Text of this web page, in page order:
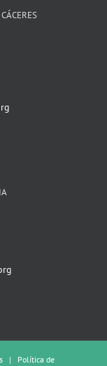
| Política de